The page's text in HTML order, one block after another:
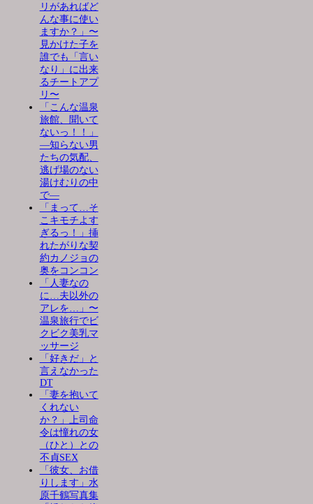
リがあればど
んな事に使い
ますか？」〜
見かけた子を
誰でも「言い
なり」に出来
るチートアプ
リ〜
「こんな温泉
旅館、聞いて
ないっ！！」
―知らない男
たちの気配、
逃げ場のない
湯けむりの中
で―
「まって…そ
こキモチよす
ぎるっ！」挿
れたがりな契
約カノジョの
奥をコンコン
「人妻なの
に…夫以外の
アレを…」〜
温泉旅行でビ
クビク美乳マ
ッサージ
「好きだ」と
言えなかった
DT
「妻を抱いて
くれない
か？」上司命
令は憧れの女
（ひと）との
不貞SEX
「彼女、お借
りします」水
原千鶴写真集